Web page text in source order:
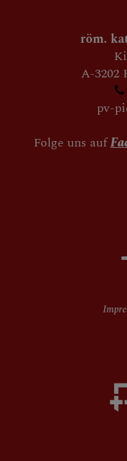
röm.
A-3202
pv-
Folge uns auf